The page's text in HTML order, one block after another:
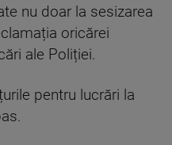
nu doar la sesizarea
oricărei
ale Poliției.
pentru lucrări la